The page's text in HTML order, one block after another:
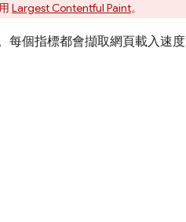
Largest Contentful Paint。
每個指標都會擷取網頁載入速度